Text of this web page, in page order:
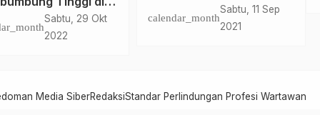
Imbau
Wujudkan
Damai
Selasa, 9 Jan
Penetapan Paslon Bupati
dan Wakil Bupati Terpilih
calendar_month
Selasa, 14 Jan
2025
Media SiberRedaksiStandar Perlindungan Profesi Wartawan